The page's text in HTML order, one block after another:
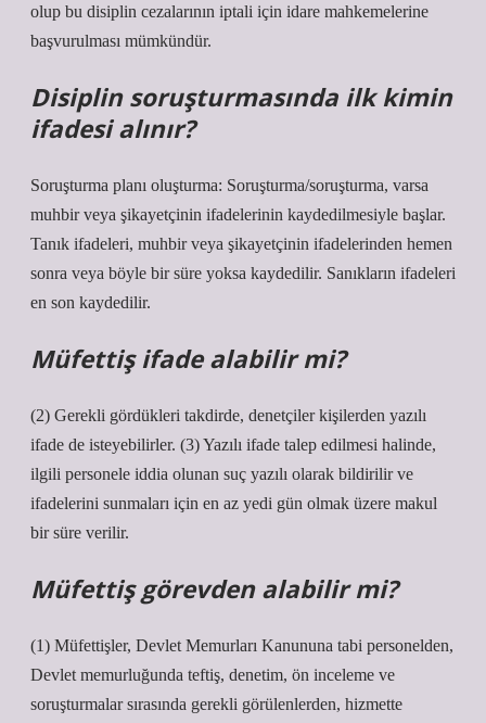
olup bu disiplin cezalarının iptali için idare mahkemelerine
başvurulması mümkündür.
Disiplin soruşturmasında ilk kimin
ifadesi alınır?
Soruşturma planı oluşturma: Soruşturma/soruşturma, varsa
muhbir veya şikayetçinin ifadelerinin kaydedilmesiyle başlar.
Tanık ifadeleri, muhbir veya şikayetçinin ifadelerinden hemen
sonra veya böyle bir süre yoksa kaydedilir. Sanıkların ifadeleri
en son kaydedilir.
Müfettiş ifade alabilir mi?
(2) Gerekli gördükleri takdirde, denetçiler kişilerden yazılı
ifade de isteyebilirler. (3) Yazılı ifade talep edilmesi halinde,
ilgili personele iddia olunan suç yazılı olarak bildirilir ve
ifadelerini sunmaları için en az yedi gün olmak üzere makul
bir süre verilir.
Müfettiş görevden alabilir mi?
(1) Müfettişler, Devlet Memurları Kanununa tabi personelden,
Devlet memurluğunda teftiş, denetim, ön inceleme ve
soruşturmalar sırasında gerekli görülenlerden, hizmette